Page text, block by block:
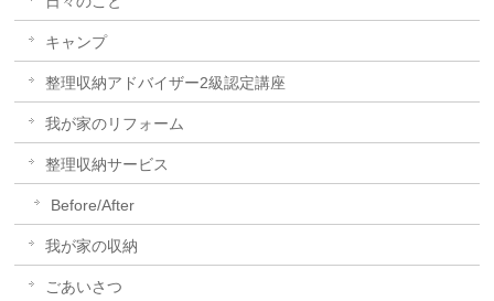
キャンプ
整理収納アドバイザー2級認定講座
我が家のリフォーム
整理収納サービス
Before/After
我が家の収納
ごあいさつ